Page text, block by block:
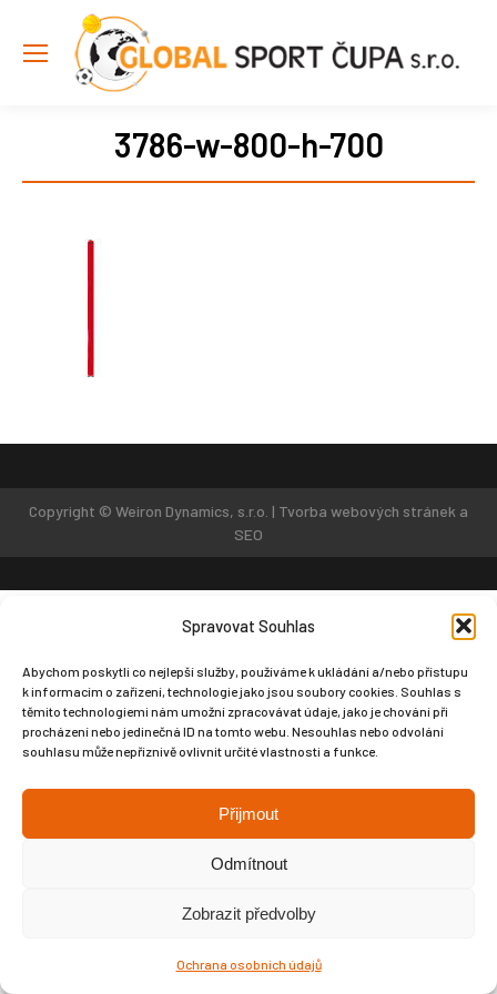
Spravovat Souhlas
Abychom poskytli co nejlepší služby, používáme k ukládání a/nebo přístupu
k informacím o zařízení, technologie jako jsou soubory cookies. Souhlas s
těmito technologiemi nám umožní zpracovávat údaje, jako je chování při
procházení nebo jedinečná ID na tomto webu. Nesouhlas nebo odvolání
souhlasu může nepříznivě ovlivnit určité vlastnosti a funkce.
Přijmout
Odmítnout
Zobrazit předvolby
Ochrana osobních údajů
3786-w-800-h-700
Copyright © Weiron Dynamics, s.r.o. | Tvorba webových stránek a
SEO